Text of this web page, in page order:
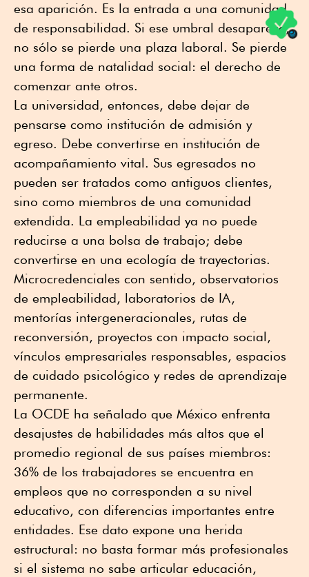
esa aparición. Es la entrada a una comunidad
de responsabilidad. Si ese umbral desaparece,
no sólo se pierde una plaza laboral. Se pierde
una forma de natalidad social: el derecho de
comenzar ante otros.
La universidad, entonces, debe dejar de
pensarse como institución de admisión y
egreso. Debe convertirse en institución de
acompañamiento vital. Sus egresados no
pueden ser tratados como antiguos clientes,
sino como miembros de una comunidad
extendida. La empleabilidad ya no puede
reducirse a una bolsa de trabajo; debe
convertirse en una ecología de trayectorias.
Microcredenciales con sentido, observatorios
de empleabilidad, laboratorios de IA,
mentorías intergeneracionales, rutas de
reconversión, proyectos con impacto social,
vínculos empresariales responsables, espacios
de cuidado psicológico y redes de aprendizaje
permanente.
La OCDE ha señalado que México enfrenta
desajustes de habilidades más altos que el
promedio regional de sus países miembros:
36% de los trabajadores se encuentra en
empleos que no corresponden a su nivel
educativo, con diferencias importantes entre
entidades. Ese dato expone una herida
estructural: no basta formar más profesionales
si el sistema no sabe articular educación,